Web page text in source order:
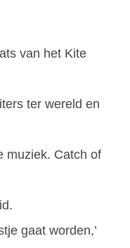
van het Kite
ter wereld en
muziek. Catch of
gaat worden,’